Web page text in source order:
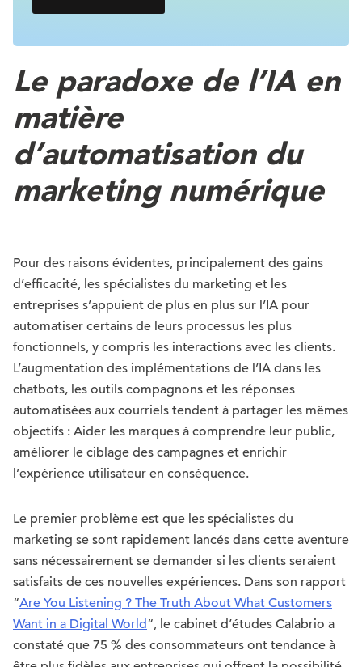
Le paradoxe de l’IA en
matière
d’automatisation du
marketing numérique
Pour des raisons évidentes, principalement des gains
d’efficacité, les spécialistes du marketing et les
entreprises s’appuient de plus en plus sur l’IA pour
automatiser certains de leurs processus les plus
fonctionnels, y compris les interactions avec les clients.
L’augmentation des implémentations de l’IA dans les
chatbots, les outils compagnons et les réponses
automatisées aux courriels tendent à partager les mêmes
objectifs : Aider les marques à comprendre leur public,
améliorer le ciblage des campagnes et enrichir
l’expérience utilisateur en conséquence.
Le premier problème est que les spécialistes du
marketing se sont rapidement lancés dans cette aventure
sans nécessairement se demander si les clients seraient
satisfaits de ces nouvelles expériences. Dans son rapport
“Are You Listening ? The Truth About What Customers
Want in a Digital World“, le cabinet d’études Calabrio a
constaté que 75 % des consommateurs ont tendance à